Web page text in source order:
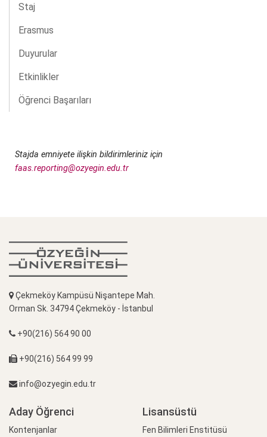
Staj
Erasmus
Duyurular
Etkinlikler
Öğrenci Başarıları
Stajda emniyete ilişkin bildirimleriniz için
faas.reporting@ozyegin.edu.tr
Çekmeköy Kampüsü Nişantepe Mah.
Orman Sk. 34794 Çekmeköy - İstanbul
+90(216) 564 90 00
+90(216) 564 99 99
info@ozyegin.edu.tr
Aday Öğrenci
Kontenjanlar
Lisansüstü
Fen Bilimleri Enstitüsü